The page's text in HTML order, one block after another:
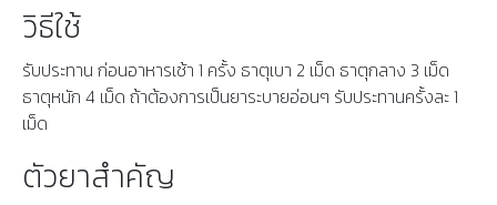
วิธีใช้
รับประทาน ก่อนอาหารเช้า 1 ครั้ง ธาตุเบา 2 เม็ด ธาตุกลาง 3 เม็ด
ธาตุหนัก 4 เม็ด ถ้าต้องการเป็นยาระบายอ่อนๆ รับประทานครั้งละ 1
เม็ด
ตัวยาสำคัญ